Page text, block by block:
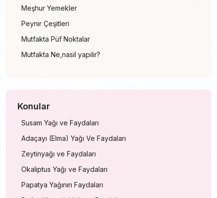
Meşhur Yemekler
Peynir Çeşitleri
Mutfakta Püf Noktalar
Mutfakta Ne,nasil yapilir?
Konular
Susam Yağı ve Faydaları
Adaçayı (Elma) Yağı Ve Faydaları
Zeytinyağı ve Faydaları
Okaliptus Yağı ve Faydaları
Papatya Yağının Faydaları